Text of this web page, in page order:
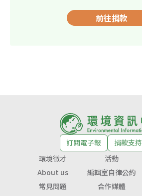
前往捐款
訂閱電子報
捐款支持
環境徵才
活動
About us
編輯室自律公約
常見問題
合作媒體